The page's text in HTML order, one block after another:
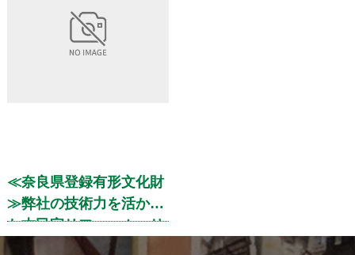
≪奈良県登録有形文化財
≫弊社の技術力を活かし
た古民家リフォーム・リ
ノベーション